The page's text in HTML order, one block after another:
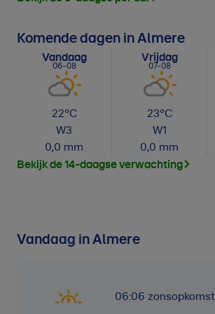
Komende dagen in Almere
Vandaag
06-08
22°C
W3
0,0 mm
Vrijdag
07-08
23°C
W1
0,0 mm
Bekijk de 14-daagse verwachting
Vandaag in Almere
06:06 zonsopkomst